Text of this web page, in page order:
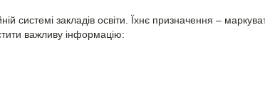
системі закладів освіти. Їхнє призначення –
важливу інформацію: